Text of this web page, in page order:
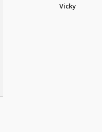
Vicky